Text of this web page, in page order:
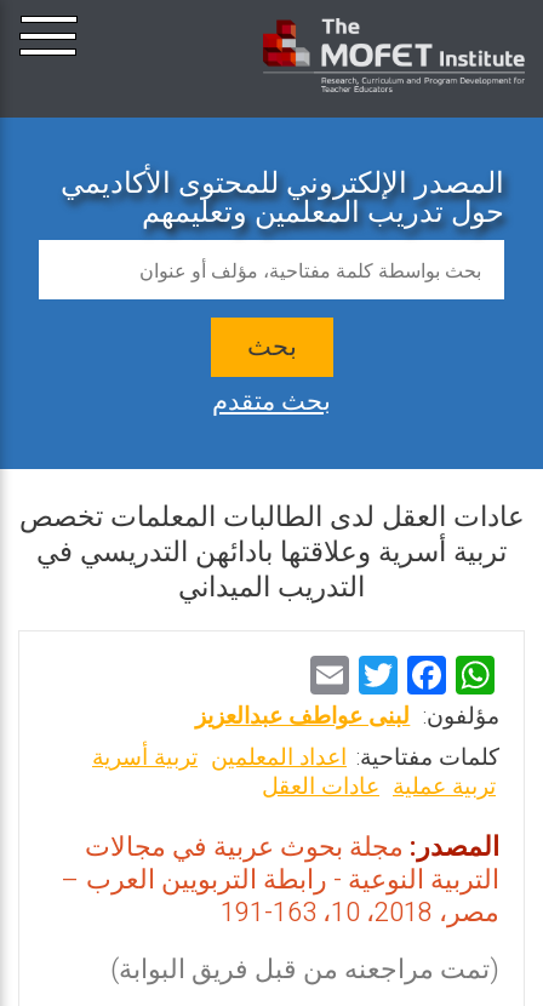
المصدر الإلكتروني للمحتوى الأكاديمي
حول تدريب المعلمين وتعليمهم
بحث
بحث متقدم
عادات العقل لدى الطالبات المعلمات تخصص
تربية أسرية وعلاقتها بادائهن التدريسي في
التدريب الميداني
W
h
at
s
A
p
p
F
a
ce
b
o
k
T
wi
tt
er
m
ai
l
مؤلفون: لبنى عواطف عبدالعزيز
كلمات مفتاحية: اعداد المعلمين تربية أسرية
تربية عملية عادات العقل
المصدر: مجلة بحوث عربية في مجالات
التربية النوعية - رابطة التربويين العرب –
مصر، 2018، 10، 163-191
(تمت مراجعنه من قبل فريق البوابة)